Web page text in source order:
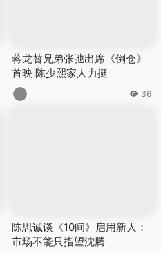
蒋龙替兄弟张弛出席《倒仓》
首映 陈少熙家人力挺
36
陈思诚谈《10间》启用新人：
市场不能只指望沈腾